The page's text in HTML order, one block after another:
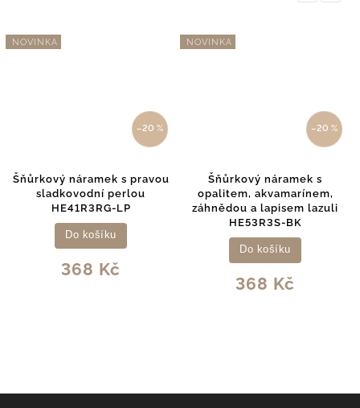
NOVINKA
–20 %
Šňůrkový náramek s
opalitem, akvamarínem,
záhnědou a lapisem lazuli
HE53R3S-BK
Do košíku
–20 %
Šňůrkový náramek s
apatitem, opalitem a říční
perlou HE08R3S-LB
368 Kč
Do košíku